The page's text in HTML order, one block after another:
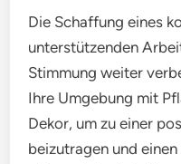
Die Schaffung eines
unterstützenden
Stimmung weiter
Ihre Umgebung mit
Dekor, um zu einer
beizutragen und